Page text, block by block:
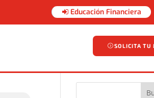
Educación Financiera
SOLICITA TU
SOLICITA TU